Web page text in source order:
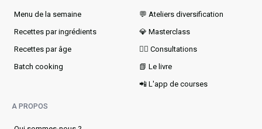
Menu de la semaine​
Recettes par ingrédients
Recettes par âge
Batch cooking
💬 Ateliers diversification
💎 Masterclass
👩‍⚕️ Consultations
📗 Le livre
📲 L'app de courses
A PROPOS